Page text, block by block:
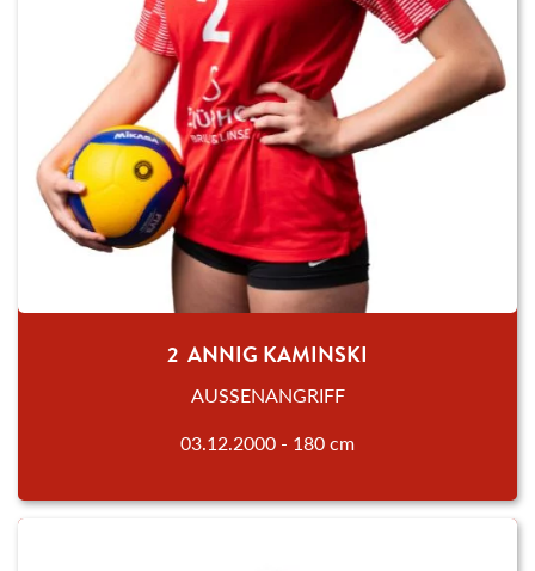
2 ANNIG KAMINSKI
AUSSENANGRIFF
03.12.2000 - 180 cm